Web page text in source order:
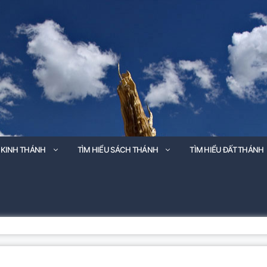
THÁNH TÌM HIỂU SÁCH THÁNH TÌM HIỂU ĐẤT THÁNH